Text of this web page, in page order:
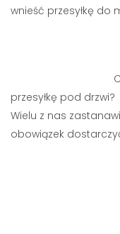
wnieść przesyłkę do
przesyłkę pod drzwi?
Wielu z nas
obowiązek